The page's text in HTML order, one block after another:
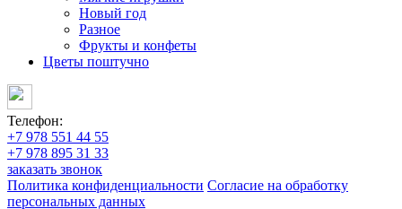
Новый год
Разное
Фрукты и конфеты
Цветы поштучно
Телефон:
+7 978 551 44 55
+7 978 895 31 33
заказать звонок
Политика конфиденциальности Согласие на обработку
персональных данных